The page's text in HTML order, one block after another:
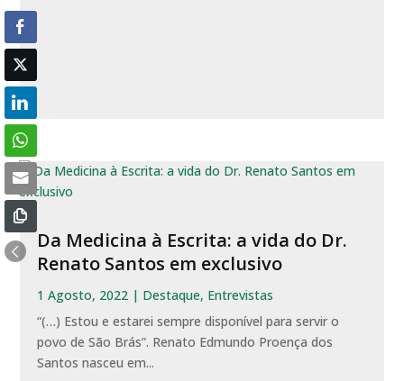
Da Medicina à Escrita: a vida do Dr.
Renato Santos em exclusivo
1 Agosto, 2022 | Destaque, Entrevistas
“(…) Estou e estarei sempre disponível para servir o
povo de São Brás”. Renato Edmundo Proença dos
Santos nasceu em...